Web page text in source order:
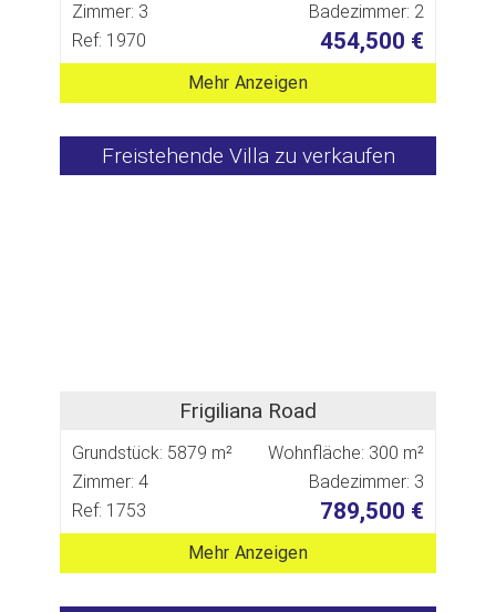
Zimmer: 3
Badezimmer: 2
Ref: 1970
454,500 €
Mehr Anzeigen
Freistehende Villa zu verkaufen
Frigiliana Road
Grundstück: 5879 m²
Wohnfläche: 300 m²
Zimmer: 4
Badezimmer: 3
Ref: 1753
789,500 €
Mehr Anzeigen